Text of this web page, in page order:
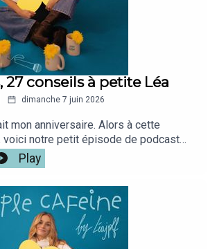
27 conseils à petite Léa
dimanche 7 juin 2026
mon anniversaire. Alors à cette
voici notre petit épisode de podcast
choses que j'ai apprises cettes années
que j'aurai aimé savoir plus tot !Si
version vidéo du podcast c'est iciMon
le 10/06 ici
compte
?J'ai hate de te
✨🫶🏻
Play